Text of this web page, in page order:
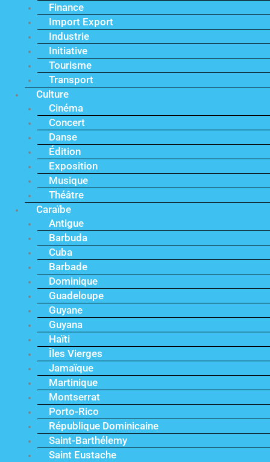
Finance
Import Export
Industrie
Initiative
Tourisme
Transport
Culture
Cinéma
Concert
Danse
Édition
Exposition
Musique
Théâtre
Caraïbe
Antigue
Barbuda
Cuba
Barbade
Dominique
Guadeloupe
Guyane
Guyana
Haïti
Îles Vierges
Jamaïque
Martinique
Montserrat
Porto-Rico
République Dominicaine
Saint-Barthélemy
Saint Eustache